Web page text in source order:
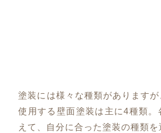
塗装には様々な種類があります
使用する壁面塗装は主に4種類。
えて、自分に合った塗装の種類を